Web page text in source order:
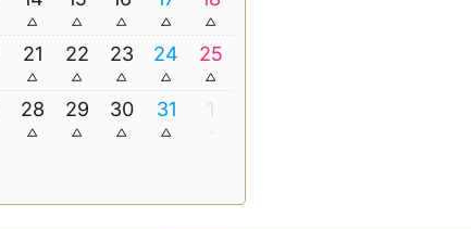
21 22 23 24 25
28 29 30 31 1